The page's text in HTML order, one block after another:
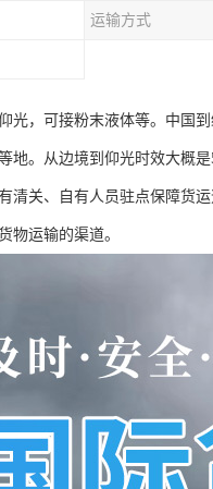
运输方式
光，可接粉末液体等。中国
。从边境到仰光时效大概是
清关、自有人员驻点保障货
物运输的渠道。